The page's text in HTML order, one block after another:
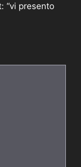
“vi presento